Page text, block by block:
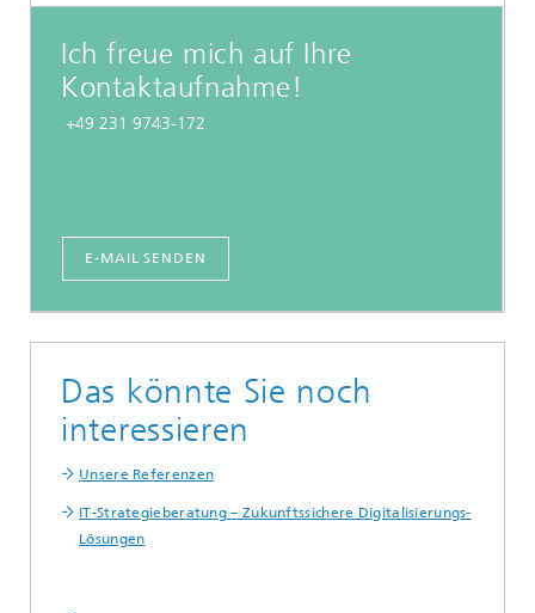
Ich freue mich auf Ihre
Kontaktaufnahme!
+49 231 9743-172
E-MAIL SENDEN
Das könnte Sie noch
interessieren
Unsere Referenzen
IT-Strategieberatung – Zukunftssichere Digitalisierungs-
Lösungen